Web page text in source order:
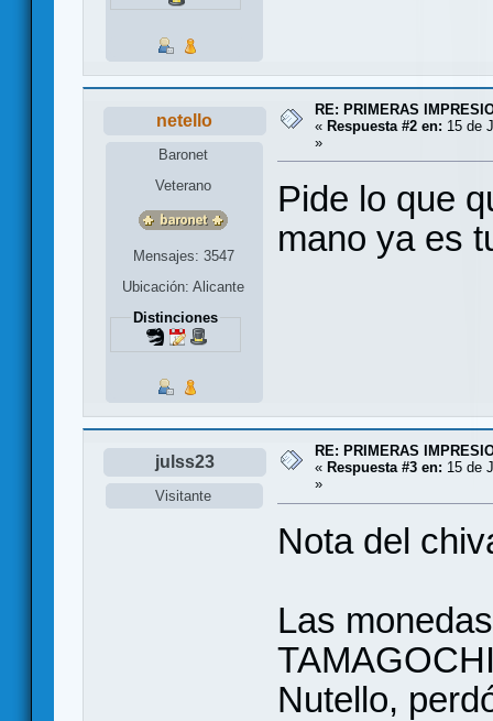
netello
Baronet
Veterano
Mensajes: 3547
Ubicación: Alicante
Distinciones
RE: PRIMERAS
« Respuesta #2 en: 15 de
»
Pide lo que
mano ya es
julss23
Visitante
RE: PRIMERAS
« Respuesta #3 en: 15 de
»
Nota del
Las
Nutello,